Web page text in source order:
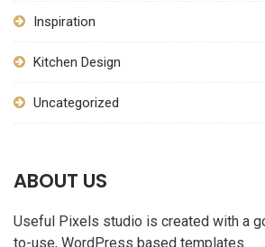
Inspiration
Kitchen Design
Uncategorized
ABOUT US
Useful Pixels studio is created with a
to-use, WordPress based templates.